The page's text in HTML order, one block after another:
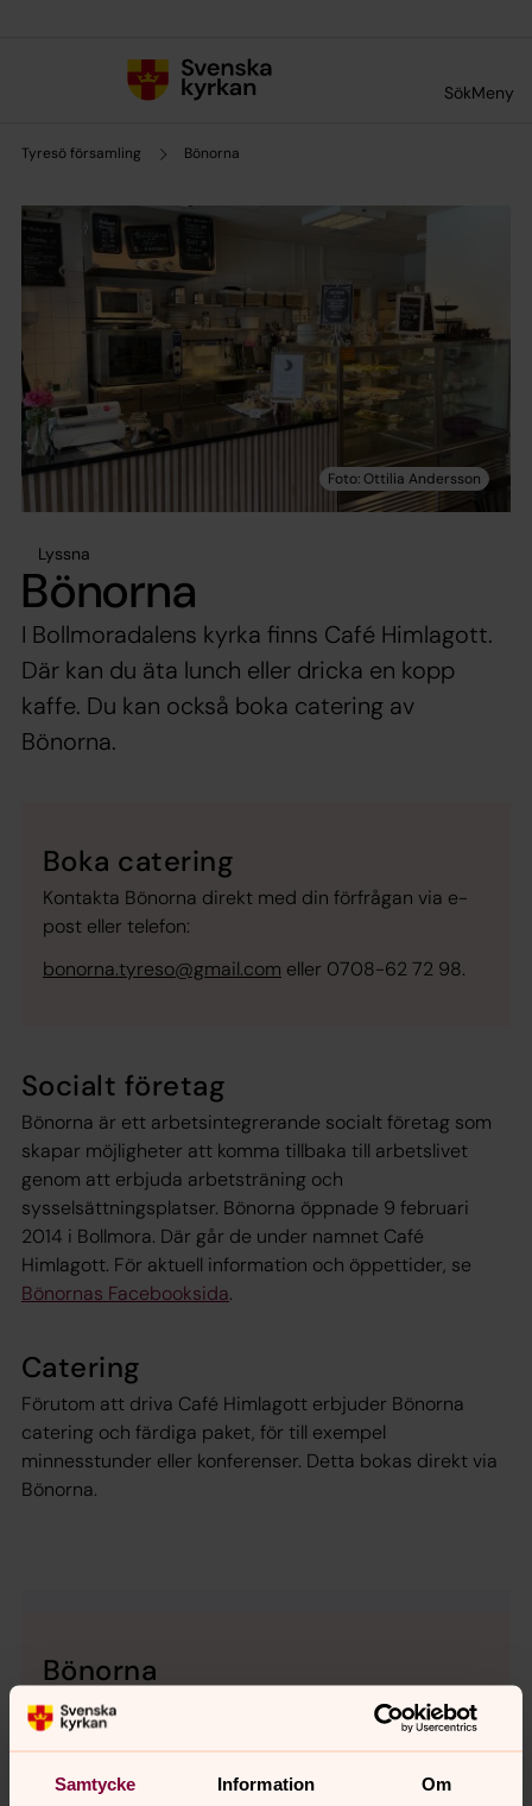
Samtycke Information Om
SökMeny
Tyresö församling Bönorna
Lyssna
Bönorna
I Bollmoradalens kyrka finns Café Himlagott.
Där kan du äta lunch eller dricka en kopp
kaffe. Du kan också boka catering av
Bönorna.
Boka catering
Kontakta Bönorna direkt med din förfrågan via e-
post eller telefon:
bonorna.tyreso@gmail.com eller 0708-62 72 98.
Socialt företag
Bönorna är ett arbetsintegrerande socialt företag som
skapar möjligheter att komma tillbaka till arbetslivet
genom att erbjuda arbetsträning och
sysselsättningsplatser. Bönorna öppnade 9 februari
2014 i Bollmora. Där går de under namnet Café
Himlagott. För aktuell information och öppettider, se
Bönornas Facebooksida.
Catering
Förutom att driva Café Himlagott erbjuder Bönorna
catering och färdiga paket, för till exempel
minnesstunder eller konferenser. Detta bokas direkt via
Bönorna.
Bönorna
Länk till Bönornas hemsida